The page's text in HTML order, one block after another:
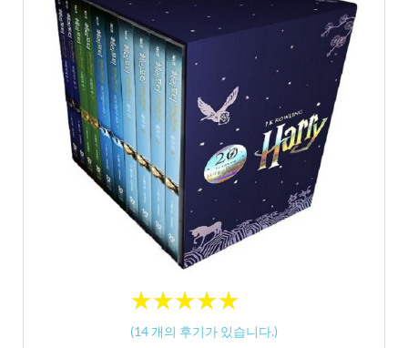
★★★★★
★★★★★
(14 개의 후기가 있습니다.)